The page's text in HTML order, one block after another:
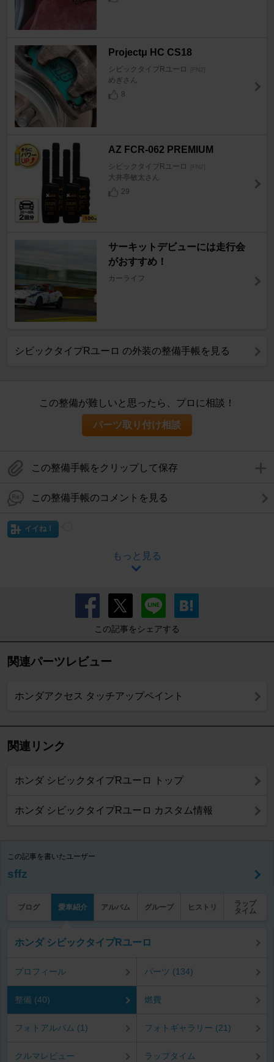
Projectμ HC CS18
シビックタイプRユーロ [FN2]
めぎさん
8
AZ FCR-062 PREMIUM
シビックタイプRユーロ [FN2]
大井亭敏太さん
29
サーキットデビューには走行会
がおすすめ！
カーライフ
シビックタイプRユーロ の外装の整備手帳を見る
この整備が難しいと思ったら、プロに相談！
パーツ取り付け相談
この整備手帳をクリップして保存
この整備手帳のコメントを見る
イイね！
もっと見る
この記事をシェアする
関連パーツレビュー
ホンダアクセス タッチアップペイント
関連リンク
ホンダ シビックタイプRユーロ トップ
ホンダ シビックタイプRユーロ カスタム情報
この記事を書いたユーザー
sffz
ブログ 愛車紹介 アルバム グループ ヒストリ
ラップ
タイム
ホンダ シビックタイプRユーロ
プロフィール パーツ (134)
整備 (40) 燃費
フォトアルバム (1) フォトギャラリー (21)
クルマレビュー ラップタイム